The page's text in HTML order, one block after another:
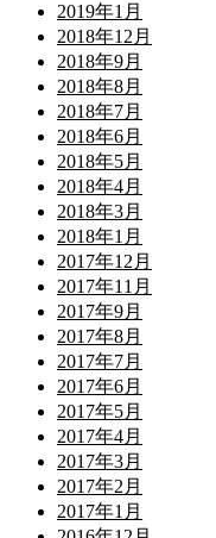
2019年1月
2018年12月
2018年9月
2018年8月
2018年7月
2018年6月
2018年5月
2018年4月
2018年3月
2018年1月
2017年12月
2017年11月
2017年9月
2017年8月
2017年7月
2017年6月
2017年5月
2017年4月
2017年3月
2017年2月
2017年1月